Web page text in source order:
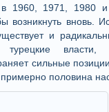
в 1960, 1971, 1980
возникнуть вновь.
и
турецкие власти,
сильные
половина